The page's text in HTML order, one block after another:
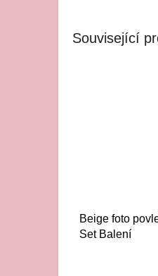
Související
Beige foto
Set Balení